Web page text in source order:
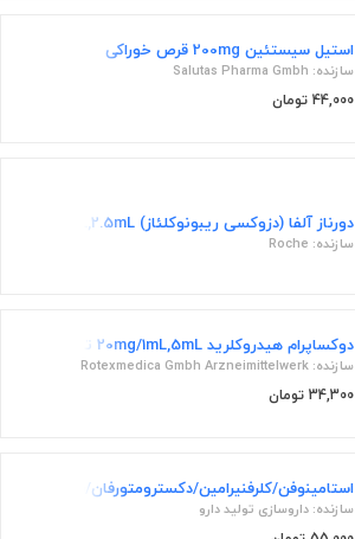
استیل سیستئین 200mg قرص خوراکی
سازنده: Salutas Pharma Gmbh
44,000 تومان
دورناز آلفا (دزوکسی ریبونوکلئاز) 1mg/1mL,2.5mL محلول تنفسی
سازنده: Roche
دوکساپرام هیدروکلرید 20mg/1mL,5mL تزریقی
سازنده: Rotexmedica Gmbh Arzneimittelwerk
34,300 تومان
استامینوفن/کلرفنیرامین/دکسترومتورفان/فنیل افرین 160mg/1mg/5mg/2.5mg/5mL,120mL شربت خوراکی
سازنده: داروسازی تولید دارو